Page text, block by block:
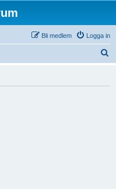
Logga in
Bli medlem